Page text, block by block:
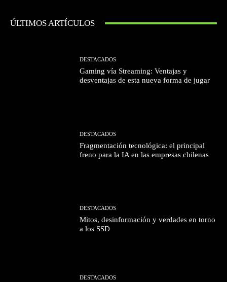
ÚLTIMOS ARTÍCULOS
DESTACADOS
Gaming vía Streaming: Ventajas y
desventajas de esta nueva forma de jugar
DESTACADOS
Fragmentación tecnológica: el principal
freno para la IA en las empresas chilenas
DESTACADOS
Mitos, desinformación y verdades en torno
a los SSD
DESTACADOS